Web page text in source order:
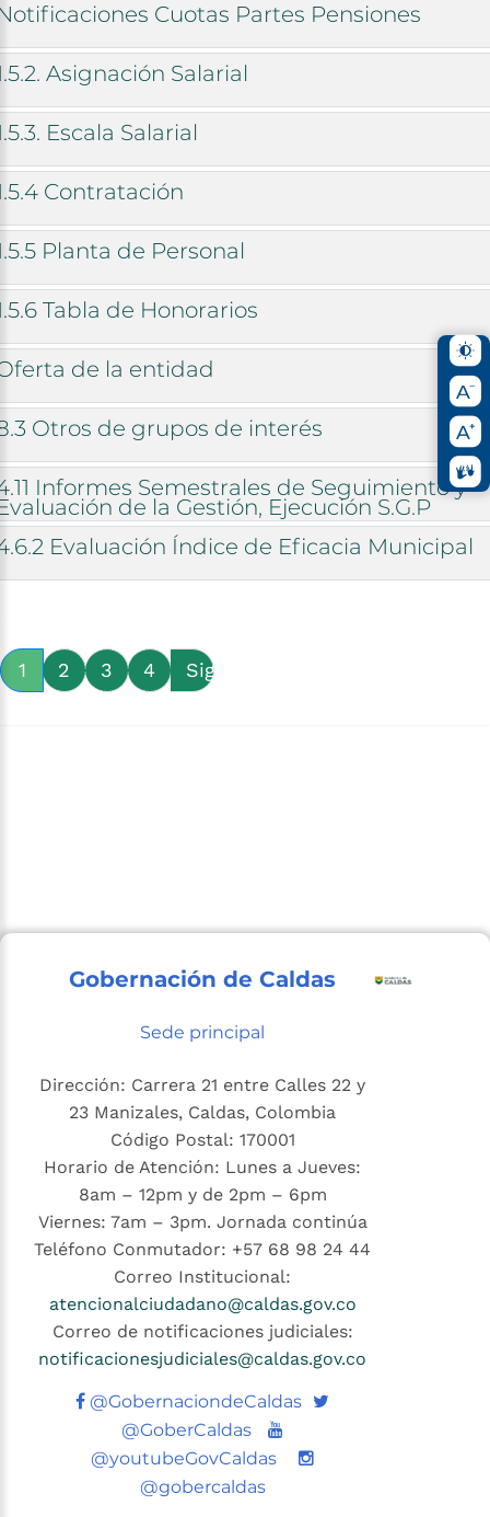
Cuotas Partes Pensiones
Asignación Salarial
Escala Salarial
Contratación
Planta de Personal
Tabla de Honorarios
de la entidad
Otros de grupos de interés
Informes Semestrales de Seguimiento y
de la Gestión, Ejecución S.G.P
Evaluación Índice de Eficacia Municipal
1 2 3 4 Siguiente
Gobernación de Caldas
Sede principal
Dirección: Carrera 21 entre Calles 22 y
23 Manizales, Caldas, Colombia
Código Postal: 170001
Horario de Atención: Lunes a Jueves:
8am – 12pm y de 2pm – 6pm
Viernes: 7am – 3pm. Jornada continúa
Teléfono Conmutador: +57 68 98 24 44
Correo Institucional:
atencionalciudadano@caldas.gov.co
Correo de notificaciones judiciales:
notificacionesjudiciales@caldas.gov.co
@GobernaciondeCaldas Twitter
@GoberCaldas
Youtube
@youtubeGovCaldas
@gobercaldas